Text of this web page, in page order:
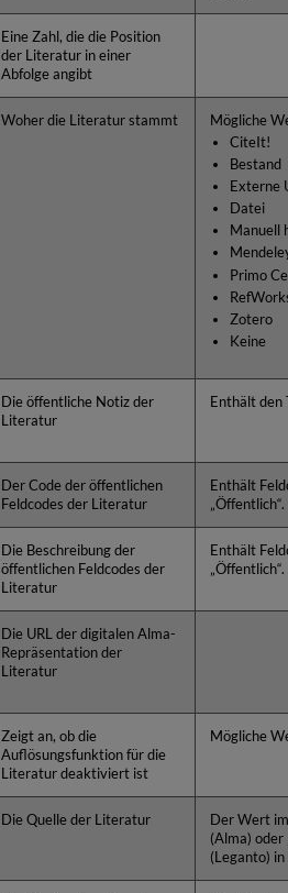
Eine Zahl, die die Position
der Literatur in einer
Abfolge angibt
Woher die Literatur stammt
Mögliche
CiteIt!
Bestand
Externe
Datei
Manuell
Primo
Zotero
Keine
Die öffentliche Notiz der
Literatur
Enthält den
Der Code der öffentlichen
Feldcodes der Literatur
Enthält
„Öffentlich“.
Die Beschreibung der
öffentlichen Feldcodes der
Literatur
Enthält
„Öffentlich“.
Die URL der digitalen Alma-
Repräsentation der
Literatur
Zeigt an, ob die
Auflösungsfunktion für die
Literatur deaktiviert ist
Mögliche
Die Quelle der Literatur
Der Wert im
(Alma) oder
(Leganto)